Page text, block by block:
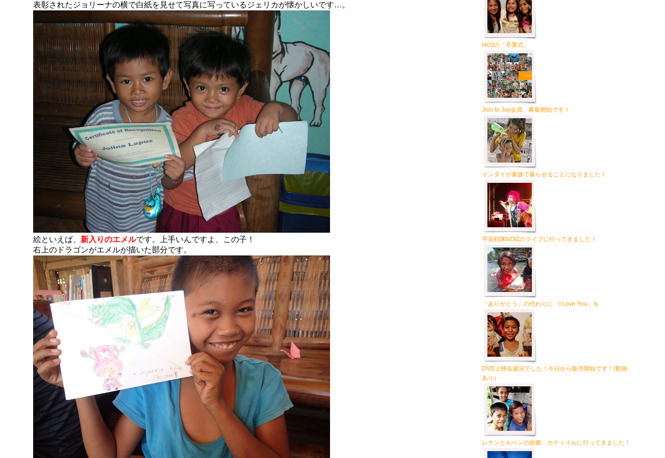
表彰されたジョリーナの横で白紙を見せて写真に写っているジェリカが懐かしいです…。
絵といえば、 新入りのエメルです。上手いんですよ、この子！
右上のドラゴンがエメルが描いた部分です。
HOJの「卒業式」
Join to Joy会員、募集開始です！
インダイが家族で暮らせることになりました！
宇宙戦隊NOIZのライブに行ってきました！
「ありがとう」の代わりに「I Love You」を
DVD上映会盛況でした！今日から販売開始です！(動画
あり）
レナンとルベンの故郷、カティイルに行ってきました！